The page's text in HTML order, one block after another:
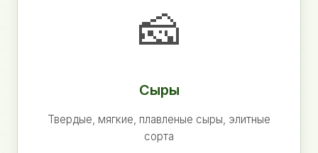
🧀
Сыры
Твердые, мягкие, плавленые сыры, элитные
сорта